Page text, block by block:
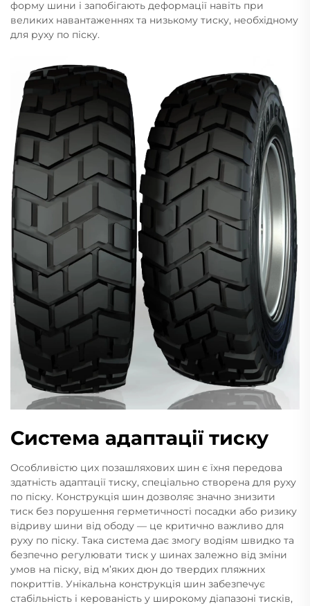
форму шини і запобігають деформації навіть при
великих навантаженнях та низькому тиску, необхідному
для руху по піску.
Система адаптації тиску
Особливістю цих позашляхових шин є їхня передова
здатність адаптації тиску, спеціально створена для руху
по піску. Конструкція шин дозволяє значно знизити
тиск без порушення герметичності посадки або ризику
відриву шини від ободу — це критично важливо для
руху по піску. Така система дає змогу водіям швидко та
безпечно регулювати тиск у шинах залежно від зміни
умов на піску, від м’яких дюн до твердих пляжних
покриттів. Унікальна конструкція шин забезпечує
стабільність і керованість у широкому діапазоні тисків,